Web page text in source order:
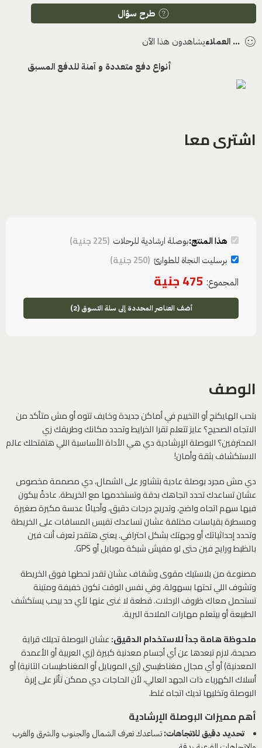
طرح سؤال
... العملاءيشاهدون هذا الآن
أنواع دفع متعددة و آمنة للدفع المسبق
اشترى معا
هذا المنتج:بوصلة ارشادية للرحلات (
225جنية)
برسليت النجاة للطوارئ (
250جنية)
المجموع: 475جنية
أضف العناصر المحددة إلى سلة التسوق (2)
الوصف
بتحب الهايكنج أو التخييم في أماكن جديدة وخايف تتوه أو مش متأكد من
الاتجاه الصحيح؟ عايز تتعلم تقرا الخرايط وتحدد مكانك وطريقك زي
المحترفين؟ البوصلة الإرشادية دي هي الأداة الأساسية اللي هتفتحلك عالم
الاستكشاف بثقة وأمان!
دي مش مجرد بوصلة عادية بتشاور على الشمال، دي مصممة مخصوص
عشان تساعدك تحدد اتجاهك بدقة وتستخدمها مع الخريطة. عادةً بيكون
فيها سهم اتجاه واضح، وتدريج درجات دقيق، وأحيانًا عدسة مكبرة صغيرة
ومسطرة بقياسات مختلفة عشان تساعدك تقيس المسافات على الخريطة
وتحدد إحداثياتك أو وجهتك بشكل احترافي. يعني هتقدر تعرف أنت فين
بالظبط ورايح فين حتى لو مفيش شبكة موبايل أو GPS.
مصنوعة من بلاستيك مقوى وشفاف عشان تقدر تحطها فوق الخريطة
وتشوف اللي تحتها بسهولة، وفي نفس الوقت تكون خفيفة ومتينة
تستحمل معاك ظروف الرحلات. قطعة لا غنى عنها لأي حد بيحب يستكشف
الطبيعة أو بيتعلم مهارات الملاحة البرية.
ملحوظة هامة جداً للاستخدام الدقيق:عشان البوصلة تديلك قراية
صحيحة، لازم تبعدها عن أي أجسام معدنية كبيرة (زي العربية أو الأعمدة
المعدنية) أو أي مجال مغناطيسي (زي الموبايل أو المغناطيسات التانية) أو
أسلاك الكهرباء ذات الجهد العالي، لأن الحاجات دي ممكن تأثر على إبرة
البوصلة وتخليها تديك اتجاه غلط.
أهم مميزات البوصلة الإرشادية
تحديد دقيق للاتجاهات:تساعدك تعرف الشمال والجنوب والشرق والغرب